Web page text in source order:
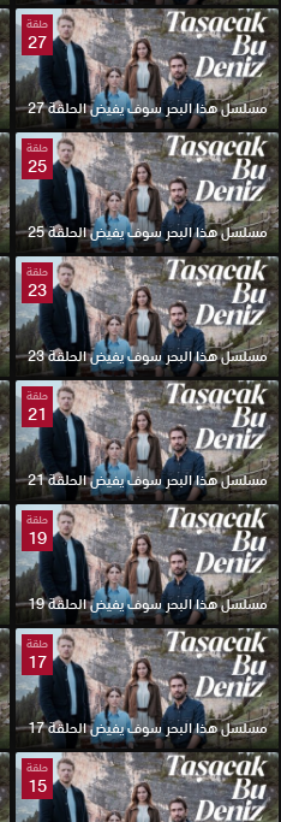
حلقة
27
مسلسل هذا البحر سوف يفيض الحلقة 27
حلقة
25
مسلسل هذا البحر سوف يفيض الحلقة 25
حلقة
23
مسلسل هذا البحر سوف يفيض الحلقة 23
حلقة
21
مسلسل هذا البحر سوف يفيض الحلقة 21
حلقة
19
مسلسل هذا البحر سوف يفيض الحلقة 19
حلقة
17
مسلسل هذا البحر سوف يفيض الحلقة 17
حلقة
15